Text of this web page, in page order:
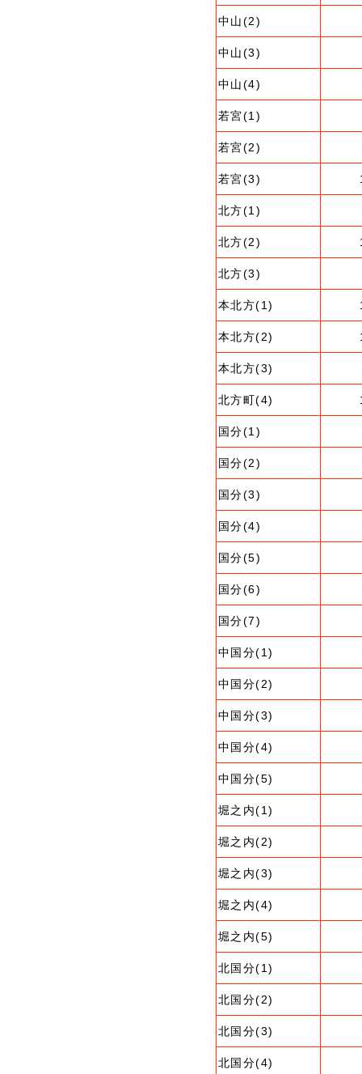
中山(2)
中山(3)
中山(4)
若宮(1)
若宮(2)
若宮(3)
北方(1)
北方(2)
北方(3)
本北方(1)
本北方(2)
本北方(3)
北方町(4)
国分(1)
国分(2)
国分(3)
国分(4)
国分(5)
国分(6)
国分(7)
中国分(1)
中国分(2)
中国分(3)
中国分(4)
中国分(5)
堀之内(1)
堀之内(2)
堀之内(3)
堀之内(4)
堀之内(5)
北国分(1)
北国分(2)
北国分(3)
北国分(4)